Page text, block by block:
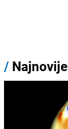
/ Najnovije